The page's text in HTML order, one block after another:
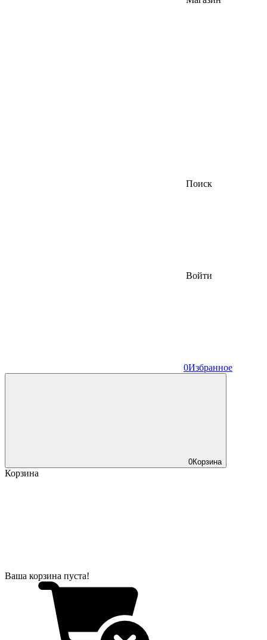
Поиск
Войти
0Избранное
0Корзина
Корзина
Ваша корзина пуста!